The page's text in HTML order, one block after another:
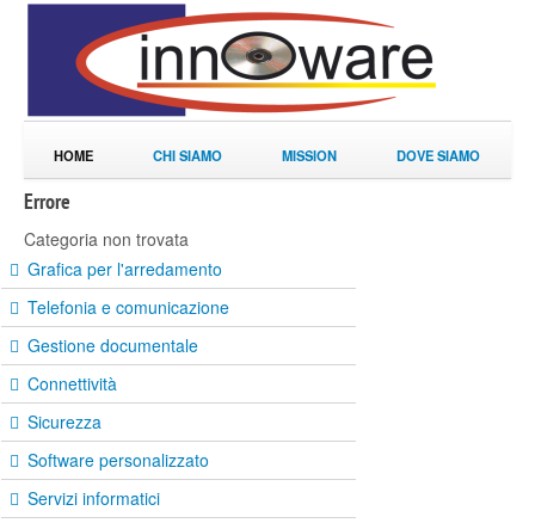
HOME CHI SIAMO MISSION DOVE SIAMO
Errore
Categoria non trovata
Grafica per l'arredamento
Telefonia e comunicazione
Gestione documentale
Connettività
Sicurezza
Software personalizzato
Servizi informatici